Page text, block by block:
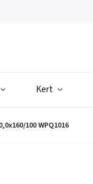
Kert
100 WPQ1016